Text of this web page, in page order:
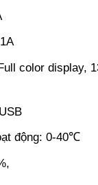
color display,
động: 0-40℃